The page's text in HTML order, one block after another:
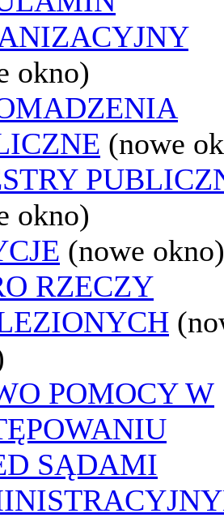
okno)
(nowe
okno)
(nowe okno)
RZECZY
POMOCY W
SĄDAMI